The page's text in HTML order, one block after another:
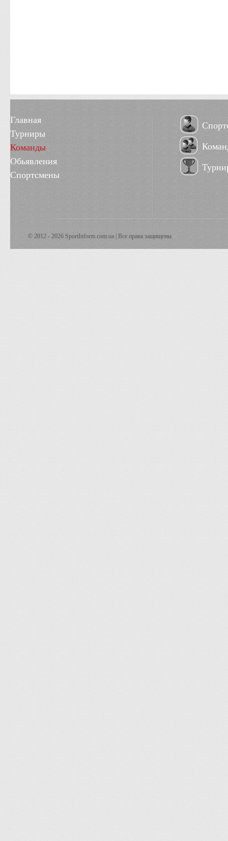
Главная
Турниры
Команды
Обьявления
Спортсмены
© 2012 - 2026 SportInform.com.ua | Все права защищены.